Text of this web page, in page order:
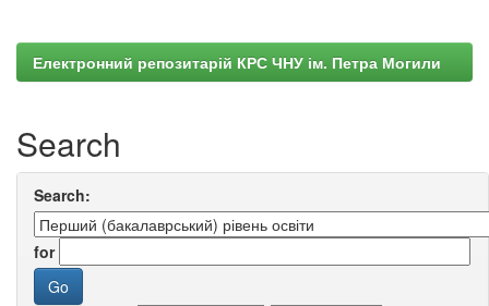
Електронний репозитарій КРС ЧНУ ім. Петра Могили
Search
Search:
for